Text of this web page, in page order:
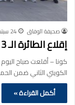
صحيفة الوفاق 24 سبتمبر، 2025
إقلاع الطائرة الـ 13 من الجسر الجوي الكويتي الثاني
الكويتي الثاني ضمن
أكمل القراءة »